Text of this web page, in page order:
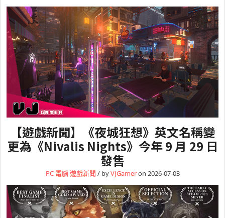
【遊戲新聞】《夜城狂想》英文名稱變
更為《Nivalis Nights》今年 9 月 29 日
發售
PC 電腦遊戲新聞 / byVJGameron 2026-07-03